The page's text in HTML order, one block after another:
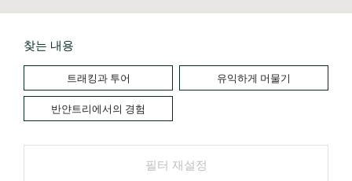
찾는 내용
트래킹과 투어 유익하게 머물기
반얀트리에서의 경험
필터 재설정